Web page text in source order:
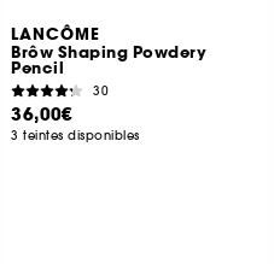
LANCÔME
Brôw Shaping Powdery
Pencil
30
36,00€
3 teintes disponibles